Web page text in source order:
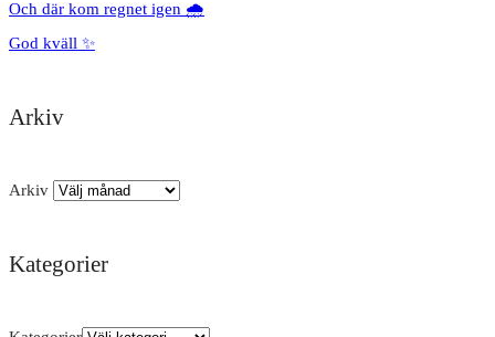
Och där kom regnet igen 🌧️
God kväll ✨
Arkiv
Arkiv
Kategorier